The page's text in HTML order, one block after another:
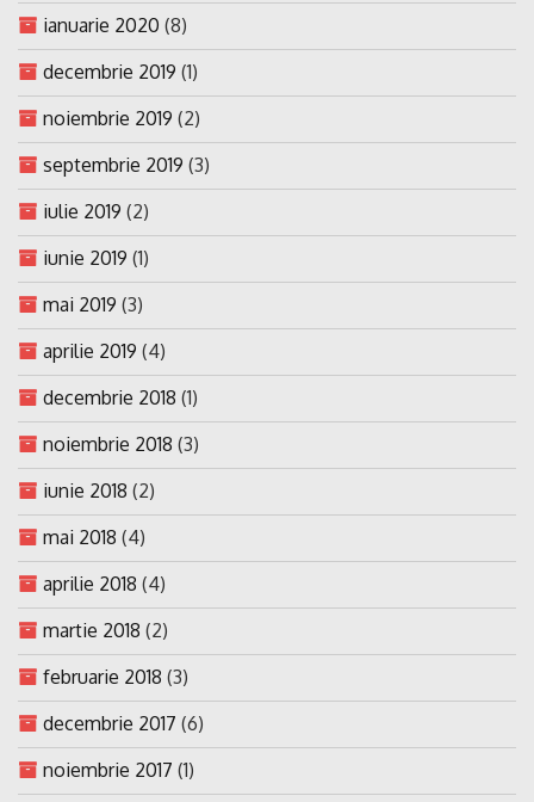
ianuarie 2020 (8)
decembrie 2019 (1)
noiembrie 2019 (2)
septembrie 2019 (3)
iulie 2019 (2)
iunie 2019 (1)
mai 2019 (3)
aprilie 2019 (4)
decembrie 2018 (1)
noiembrie 2018 (3)
iunie 2018 (2)
mai 2018 (4)
aprilie 2018 (4)
martie 2018 (2)
februarie 2018 (3)
decembrie 2017 (6)
noiembrie 2017 (1)